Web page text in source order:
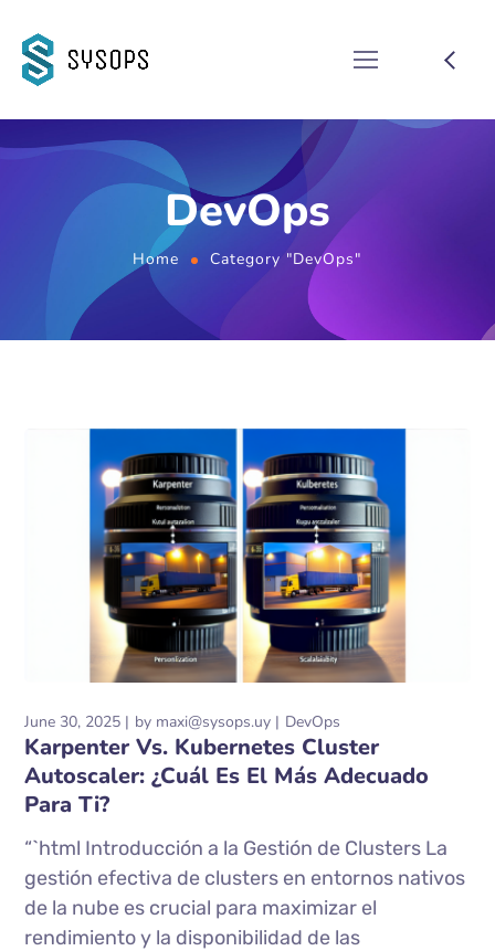
DevOps
Home Category "DevOps"
June 30, 2025 by maxi@sysops.uy DevOps
Karpenter Vs. Kubernetes Cluster
Autoscaler: ¿Cuál Es El Más Adecuado
Para Ti?
“`html Introducción a la Gestión de Clusters La
gestión efectiva de clusters en entornos nativos
de la nube es crucial para maximizar el
rendimiento y la disponibilidad de las